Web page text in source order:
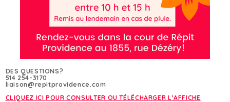
DES QUESTIONS?
514 254-3170
liaison@repitprovidence.com
CLIQUEZ ICI POUR CONSULTER OU TÉLÉCHARGER L'AFFICHE